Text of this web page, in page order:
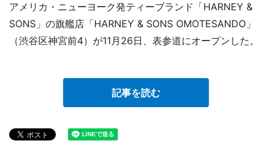
アメリカ・ニューヨーク発ティーブランド「HARNEY &
SONS」の旗艦店「HARNEY & SONS OMOTESANDO」
（渋谷区神宮前4）が11月26日、表参道にオープンした。
記事を読む